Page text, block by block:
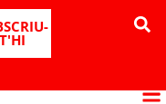
T'HI